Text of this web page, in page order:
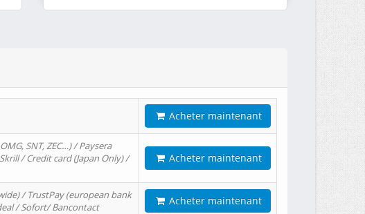
Acheter maintenant
SNT, ZEC…) / Paysera
/ Credit card (Japan Only) /
Acheter maintenant
/ TrustPay (european bank
/ Sofort/ Bancontact
Acheter maintenant